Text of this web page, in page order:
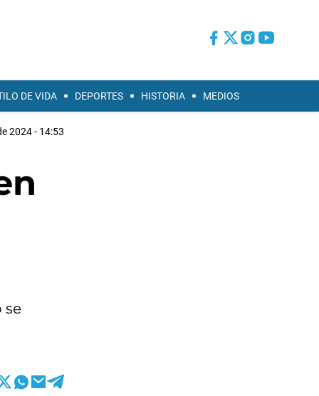
DE VIDA DEPORTES HISTORIA MEDIOS
2024 - 14:53
se